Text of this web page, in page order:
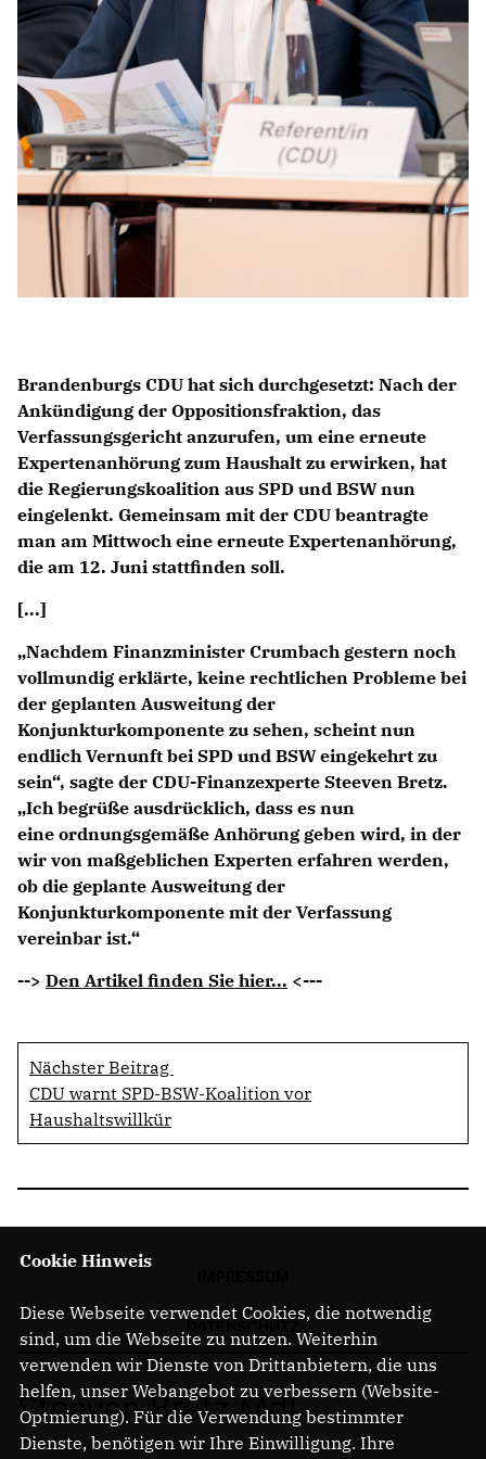
Brandenburgs CDU hat sich durchgesetzt: Nach der
Ankündigung der Oppositionsfraktion, das
Verfassungsgericht anzurufen, um eine erneute
Expertenanhörung zum Haushalt zu erwirken, hat
die Regierungskoalition aus SPD und BSW nun
eingelenkt. Gemeinsam mit der CDU beantragte
man am Mittwoch eine erneute Expertenanhörung,
die am 12. Juni stattfinden soll.
[...]
Nachdem Finanzminister Crumbach gestern noch
vollmundig erklärte, keine rechtlichen Probleme bei
der geplanten Ausweitung der
Konjunkturkomponente zu sehen, scheint nun
endlich Vernunft bei SPD und BSW eingekehrt zu
sein“, sagte der CDU-Finanzexperte Steeven Bretz.
Ich begrüße ausdrücklich, dass es nun
eine ordnungsgemäße Anhörung geben wird, in der
wir von maßgeblichen Experten erfahren werden,
ob die geplante Ausweitung der
Konjunkturkomponente mit der Verfassung
vereinbar ist.“
--> Den Artikel finden Sie hier... <---
Nächster Beitrag
CDU warnt SPD-BSW-Koalition vor
Haushaltswillkür
Steeven Bretz MdL
Cookie Hinweis
Diese Webseite verwendet Cookies, die notwendig
sind, um die Webseite zu nutzen. Weiterhin
verwenden wir Dienste von Drittanbietern, die uns
helfen, unser Webangebot zu verbessern (Website-
Optmierung). Für die Verwendung bestimmter
Dienste, benötigen wir Ihre Einwilligung. Ihre